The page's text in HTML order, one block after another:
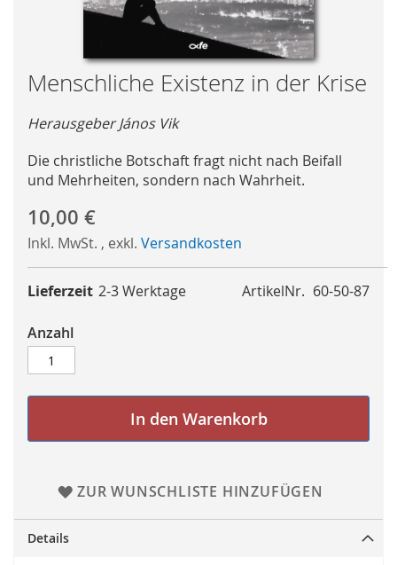
Skip
to
the
beginning
of
the
gallery
Menschliche Existenz in der Krise
Herausgeber János Vik
Die christliche Botschaft fragt nicht nach Beifall
und Mehrheiten, sondern nach Wahrheit.
10,00 €
Inkl. MwSt. , exkl. Versandkosten
ArtikelNr. 60-50-87
Lieferzeit 2-3 Werktage
Anzahl
In den Warenkorb
ZUR WUNSCHLISTE HINZUFÜGEN
Details